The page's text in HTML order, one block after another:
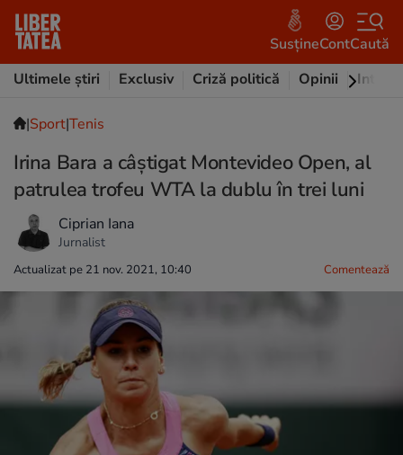
SusțineContCaută
Ultimele știri
Exclusiv Criză politică Opinii
|Sport|Tenis
Irina Bara a câștigat Montevideo Open, al
patrulea trofeu WTA la dublu în trei luni
Ciprian Iana
Jurnalist
Actualizat pe 21 nov. 2021, 10:40 Comentează